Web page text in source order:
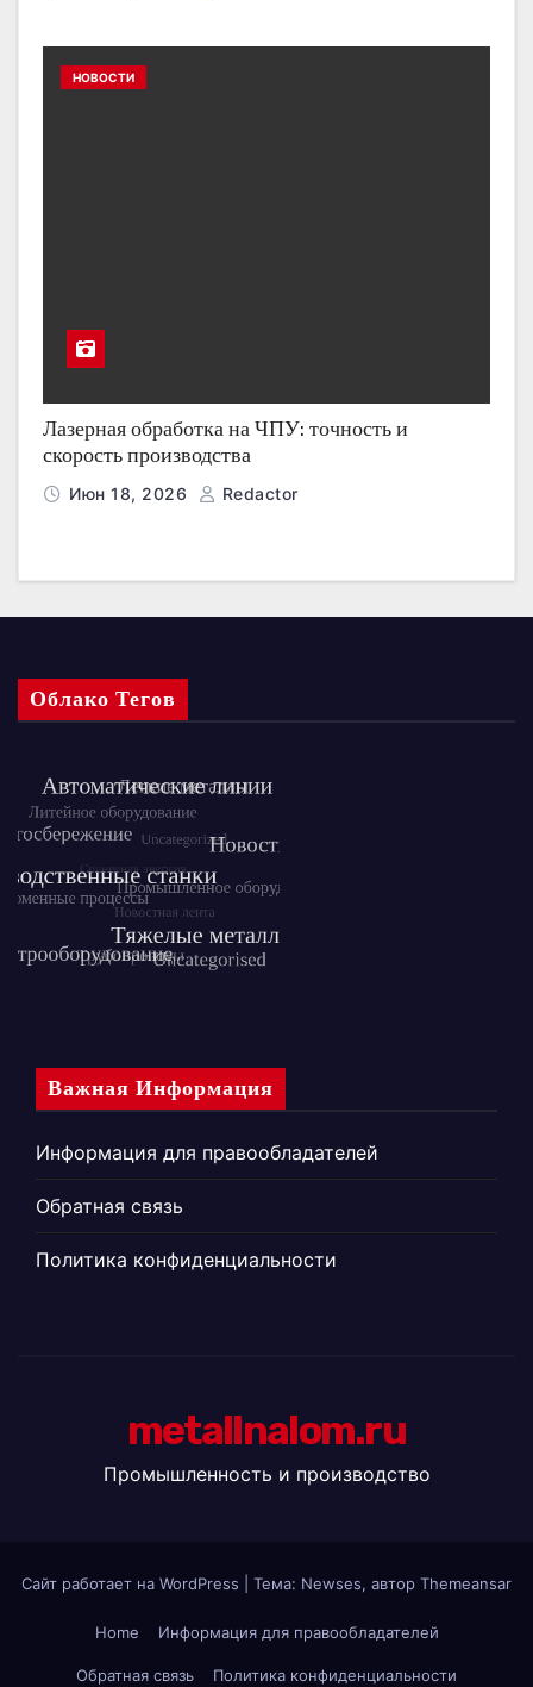
НОВОСТИ
Лазерная обработка на ЧПУ: точность и
скорость производства
Июн 18, 2026 Redactor
Облако Тегов
Важная Информация
Информация для правообладателей
Обратная связь
Политика конфиденциальности
metallnalom.ru
Промышленность и производство
Сайт работает на WordPress Тема: Newses, автор Themeansar
Home Информация для правообладателей
Обратная связь Политика конфиденциальности